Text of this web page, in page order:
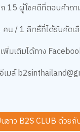
15 ผู้โชคดีที่ตอบคำถา
น / 1 สิทธิ์ที่ได้รับคัดเ
พิ่มเติมได้ทาง
เมล์
นชาว B2S CLUB ด้วย